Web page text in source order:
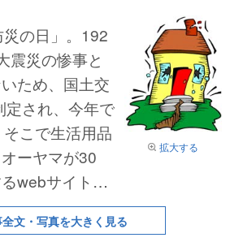
拡大する
の日」。192
震災の惨事と
ため、国土交
され、今年で
こで生活用品
ーヤマが30
webサイト
」に登録してい
象に「防災」
文・写真を大きく見る